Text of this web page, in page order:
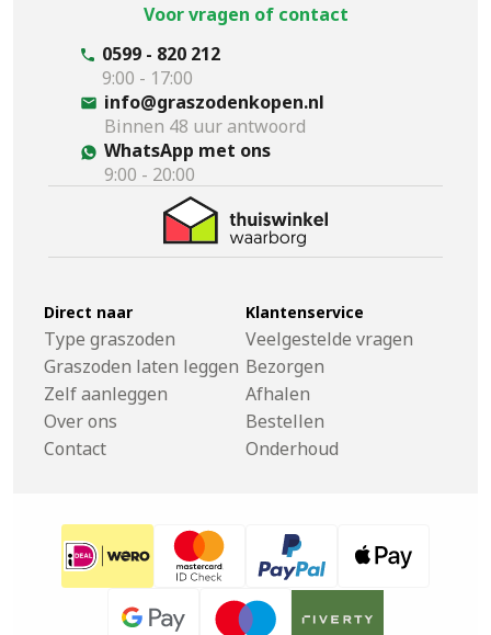
Voor vragen of contact
0599 - 820 212
9:00 - 17:00
info@graszodenkopen.nl
Binnen 48 uur antwoord
WhatsApp met ons
9:00 - 20:00
Direct naar
Type graszoden
Graszoden laten leggen
Zelf aanleggen
Over ons
Contact
Klantenservice
Veelgestelde vragen
Bezorgen
Afhalen
Bestellen
Onderhoud